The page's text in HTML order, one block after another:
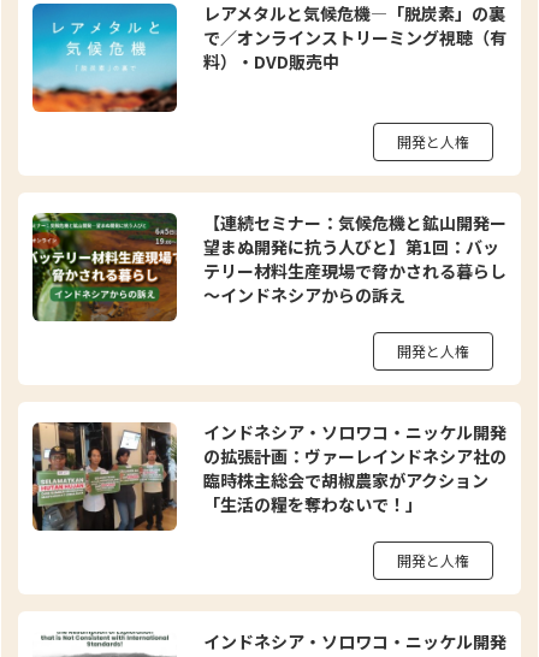
レアメタルと気候危機―「脱炭素」の裏
で／オンラインストリーミング視聴（有
料）・DVD販売中
開発と人権
【連続セミナー：気候危機と鉱山開発ー
望まぬ開発に抗う人びと】第1回：バッ
テリー材料生産現場で脅かされる暮らし
～インドネシアからの訴え
開発と人権
インドネシア・ソロワコ・ニッケル開発
の拡張計画：ヴァーレインドネシア社の
臨時株主総会で胡椒農家がアクション
「生活の糧を奪わないで！」
開発と人権
インドネシア・ソロワコ・ニッケル開発